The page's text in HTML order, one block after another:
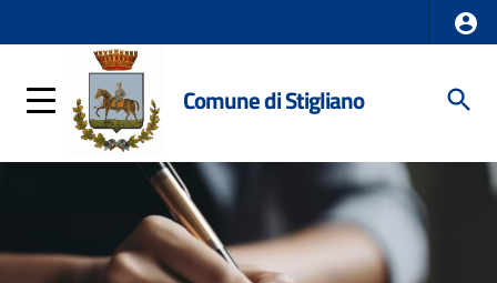
Comune di Stigliano